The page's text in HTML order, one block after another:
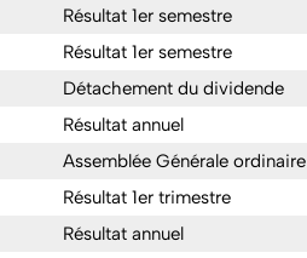
Résultat 1er semestre
Résultat 1er semestre
Détachement du dividende
Résultat annuel
Assemblée Générale ordinaire
Résultat 1er trimestre
Résultat annuel